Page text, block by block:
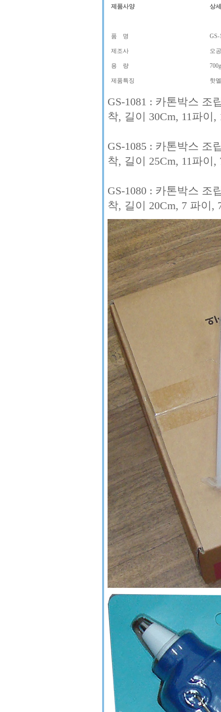
제품사양 상
품 명 GS-
제조사 오공
용 량
제품특징 핫
GS-1081 : 카톤박스 조
착, 길이 30Cm, 11파이,
GS-1085 : 카톤박스 조
착, 길이 25Cm, 11파이,
GS-1080 : 카톤박스 조
착, 길이 20Cm, 7 파이,